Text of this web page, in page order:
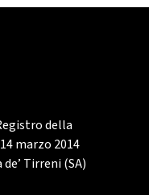
della
marzo 2014
Tirreni (SA)